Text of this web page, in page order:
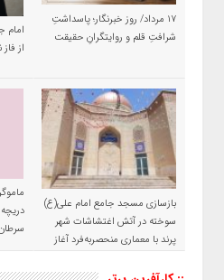
۱۷ مرداد/ روز خبرنگار؛ پاسداشتِ
شرافتِ قلم و روایتگرانِ حقیقت
امام
از
بازسازی مسجد جامع امام علی(ع)
سوخته در آتش اغتشاشات شهر
پرند با معماری منحصربه‌فرد آغاز